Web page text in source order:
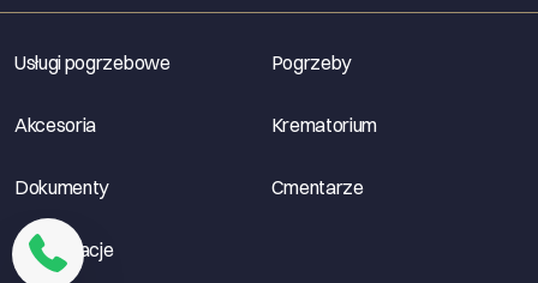
Usługi pogrzebowe Pogrzeby
Akcesoria Krematorium
Dokumenty Cmentarze
Restauracje